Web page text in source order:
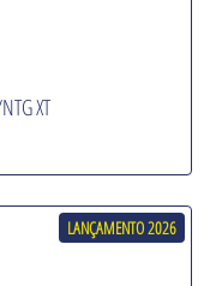
XT
LANÇAMENTO 2026